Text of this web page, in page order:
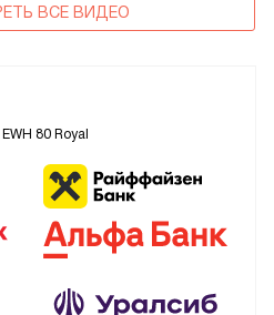
ВСЕ ВИДЕО
80 Royal